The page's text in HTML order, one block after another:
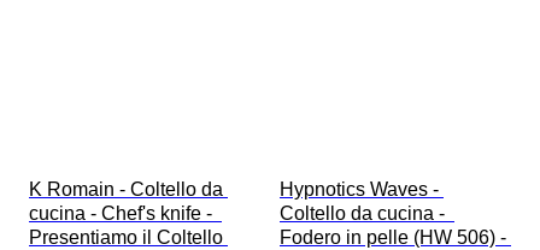
K Romain - Coltello da
cucina - Chef's knife -
Presentiamo il Coltello
Hypnotics Waves -
Coltello da cucina -
Fodero in pelle (HW 506) -